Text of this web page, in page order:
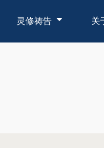
灵修祷告 关